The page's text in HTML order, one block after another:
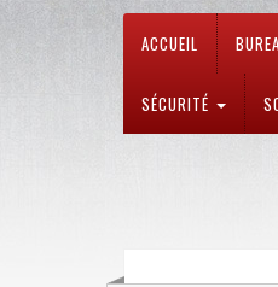
ACCUEIL
SÉCURITÉ